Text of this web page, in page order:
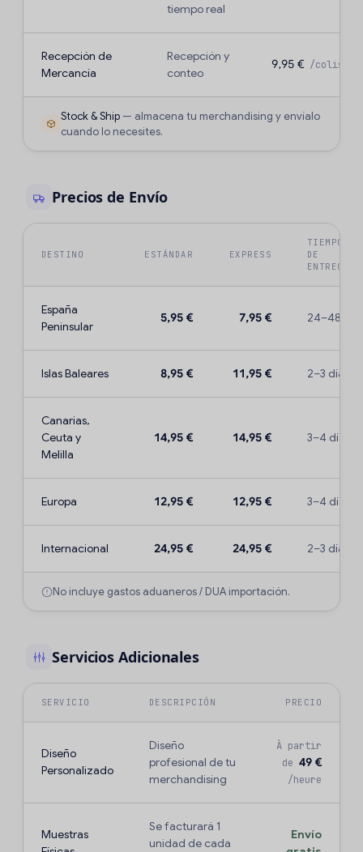
tiempo real
Recepción de
Mercancía
Recepción y
conteo
9,95 €/colis
Stock & Ship — almacena tu merchandising y envíalo
cuando lo necesites.
Precios de Envío
DESTINO ESTÁNDAR EXPRESS
TIEMPO
DE
ENTREGA
España
Peninsular
5,95 € 7,95 € 24–48 h
Islas Baleares 8,95 € 11,95 € 2–3 días
Canarias,
Ceuta y
Melilla
14,95 € 14,95 € 3–4 días
Europa 12,95 € 12,95 € 3–4 días
Internacional 24,95 € 24,95 € 2–3 días
No incluye gastos aduaneros / DUA importación.
Servicios Adicionales
SERVICIO DESCRIPCIÓN PRECIO
Diseño
Personalizado
Diseño
profesional de tu
merchandising
À partir
de 49 €
/heure
Muestras
Se facturará 1
unidad de cada
Envío